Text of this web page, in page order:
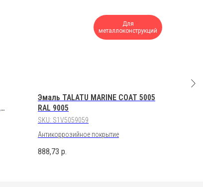
Для
металлоконструкций
Эмаль TALATU MARINE COAT 5005
RAL 9005
SKU: S1V5059059
Антикоррозийное покрытие
888,73 р.